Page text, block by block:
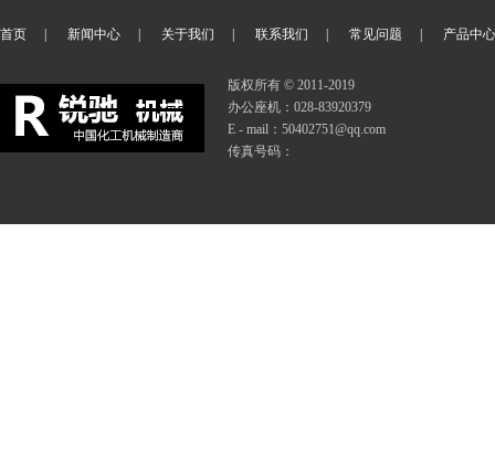
首页 新闻中心 关于我们 联系我们 常见问题 产品中心
版权所有 © 2011-2019
办公座机：028-83920379
E - mail：50402751@qq.com
传真号码：